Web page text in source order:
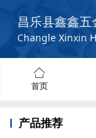
昌乐县鑫鑫
Changle Xinxin
首页
产品推荐